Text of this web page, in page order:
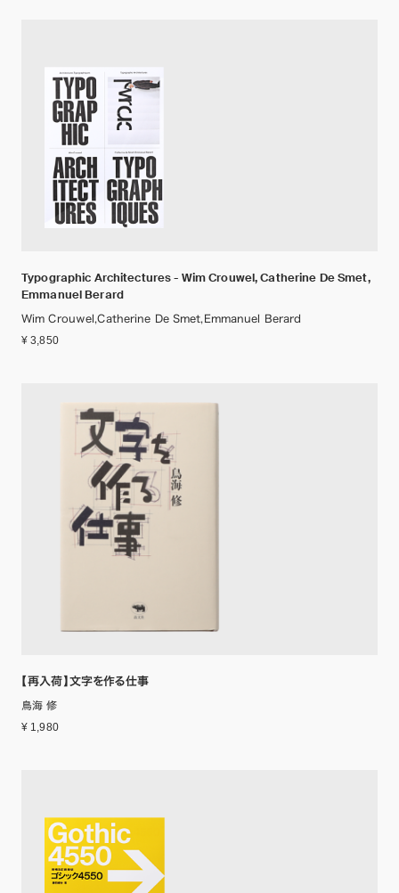
Typographic Architectures - Wim Crouwel, Catherine De Smet,
Emmanuel Berard
Wim Crouwel,Catherine De Smet,Emmanuel Berard
¥ 3,850
【再入荷】文字を作る仕事
鳥海 修
¥ 1,980